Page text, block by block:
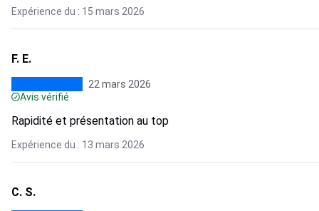
Expérience du : 15 mars 2026
F. E.
22 mars 2026
Avis vérifié
Rapidité et présentation au top
Expérience du : 13 mars 2026
C. S.